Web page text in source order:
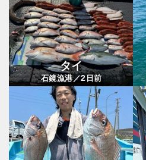
タイ
石鏡漁港／2日前